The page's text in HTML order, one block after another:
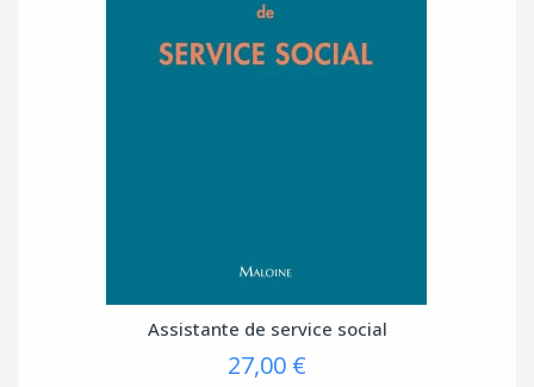
Assistante de service social
27,00 €